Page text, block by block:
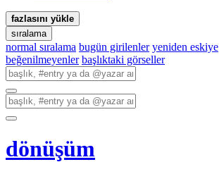
fazlasını yükle
sıralama
normal sıralama bugün girilenler yeniden eskiye
beğenilmeyenler başlıktaki görseller
dönüşüm